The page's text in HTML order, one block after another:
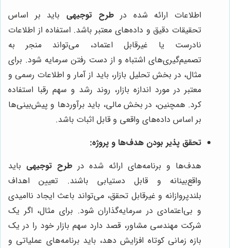
اطلاعات ارائه شده درطرح توجیهی باید بر اساس
تحقیقات دقیق و داده‌های معتبر باشد. استفاده از اطلاعات
نادرست یا غیرقابل اعتماد، می‌تواند منجر به
تصمیم‌گیری‌های اشتباه و از دست رفتن سرمایه شود. برای
مثال، در بخش تحلیل بازار، باید از آمار و اطلاعات رسمی و
معتبر در مورد اندازه بازار، روند رشد و سهم رقبا استفاده
کرد. همچنین، در بخش مالی، باید برآوردها و پیش‌بینی‌ها
بر اساس داده‌های واقعی و قابل اثبات باشد.
تحقق پذیر بودن هدف‌ها و پروژه:
هدف‌ها و برنامه‌های ارائه شده در طرح توجیهی باید
واقع‌بینانه و قابل دستیابی باشند. تعیین اهداف
بلندپروازانه و غیرقابل تحقق، می‌تواند باعث ایجاد ناامیدی
و بی‌اعتمادی در سرمایه‌گذاران شود. برای مثال، اگر یک
شرکت مهندسی مشاور، قصد دارد سهم بازار خود را در یک
بازه زمانی کوتاه افزایش دهد، باید برنامه‌های عملیاتی و